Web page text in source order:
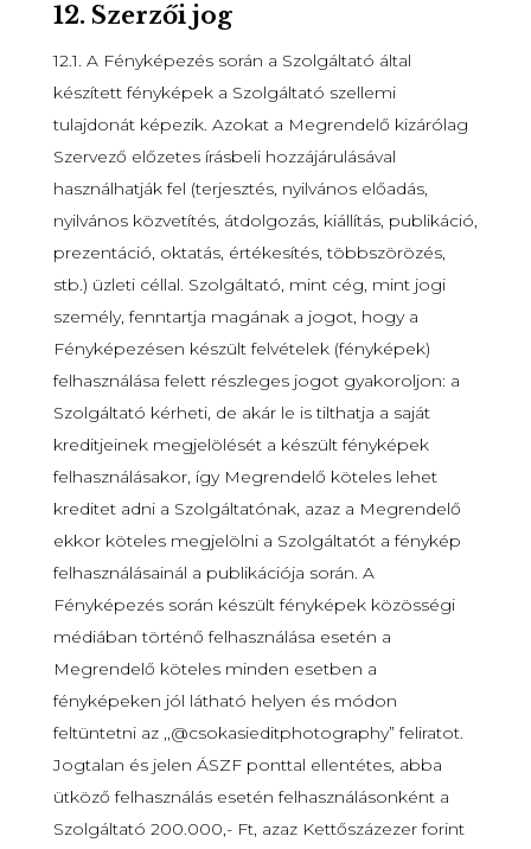
12. Szerzői jog
12.1. A Fényképezés során a Szolgáltató által
készített fényképek a Szolgáltató szellemi
tulajdonát képezik. Azokat a Megrendelő kizárólag
Szervező előzetes írásbeli hozzájárulásával
használhatják fel (terjesztés, nyilvános előadás,
nyilvános közvetítés, átdolgozás, kiállítás, publikáció,
prezentáció, oktatás, értékesítés, többszörözés,
stb.) üzleti céllal. Szolgáltató, mint cég, mint jogi
személy, fenntartja magának a jogot, hogy a
Fényképezésen készült felvételek (fényképek)
felhasználása felett részleges jogot gyakoroljon: a
Szolgáltató kérheti, de akár le is tilthatja a saját
kreditjeinek megjelölését a készült fényképek
felhasználásakor, így Megrendelő köteles lehet
kreditet adni a Szolgáltatónak, azaz a Megrendelő
ekkor köteles megjelölni a Szolgáltatót a fénykép
felhasználásainál a publikációja során. A
Fényképezés során készült fényképek közösségi
médiában történő felhasználása esetén a
Megrendelő köteles minden esetben a
fényképeken jól látható helyen és módon
feltüntetni az ,,@csokasieditphotography” feliratot.
Jogtalan és jelen ÁSZF ponttal ellentétes, abba
ütköző felhasználás esetén felhasználásonként a
Szolgáltató 200.000,- Ft, azaz Kettőszázezer forint